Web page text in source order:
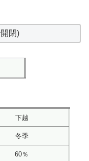
閉)
下越
冬季
60％